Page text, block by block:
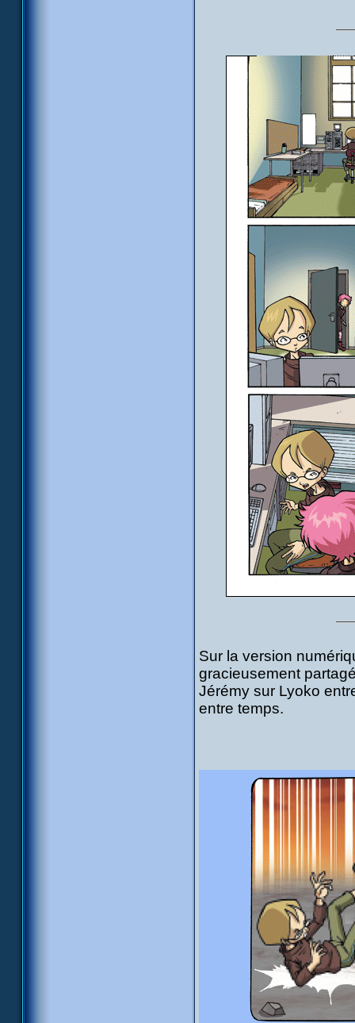
Sur la version
gracieusement
Jérémy sur Lyoko
entre temps.